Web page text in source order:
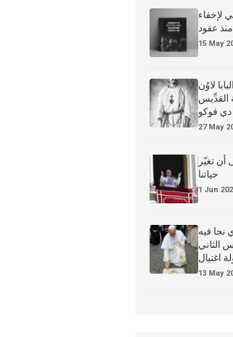
لإخفاء
عقود
15 May
لاوُن
القدِّيس
فوكو
27 May
أن تغيّر
حياتنا
1 Jun
نجا فيه
الثاني
اغتيال
13 May